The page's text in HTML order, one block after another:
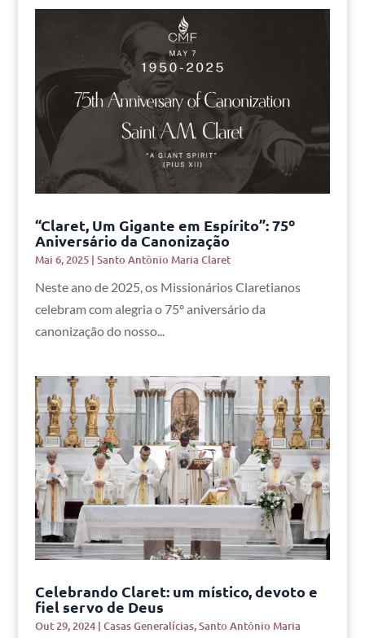
“Claret, Um Gigante em Espírito”: 75º
Aniversário da Canonização
Mai 6, 2025| Santo Antônio Maria Claret
Neste ano de 2025, os Missionários Claretianos
celebram com alegria o 75º aniversário da
canonização do nosso...
Celebrando Claret: um místico, devoto e
fiel servo de Deus
Out 29, 2024| Casas Generalícias,Santo Antônio Maria